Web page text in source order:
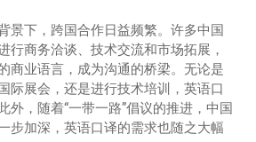
景下，跨国合作日益频繁。许多中国
行商务洽谈、技术交流和市场拓展，
商业语言，成为沟通的桥梁。无论是
际展会，还是进行技术培训，英语口
外，随着“一带一路”倡议的推进，中国
步加深，英语口译的需求也随之大幅